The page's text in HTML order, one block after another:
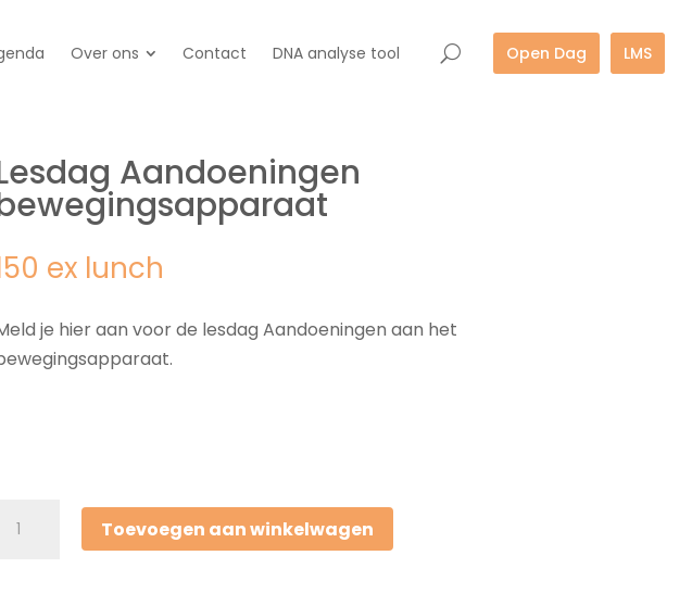
Over ons Contact DNA analyse tool Open Dag LMS
Aandoeningen
ex lunch
je hier aan voor de lesdag Aandoeningen aan het
Aandoeningen
Toevoegen aan winkelwagen